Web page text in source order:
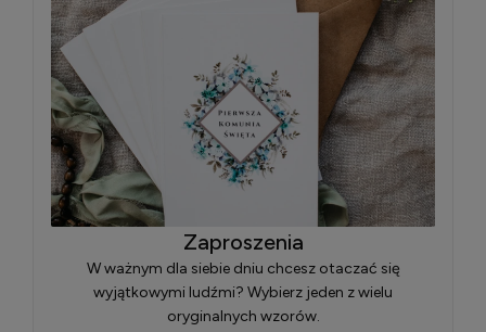
Zaproszenia
W ważnym dla siebie dniu chcesz otaczać się
wyjątkowymi ludźmi? Wybierz jeden z wielu
oryginalnych wzorów.